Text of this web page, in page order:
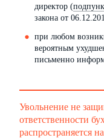
директор (
закона от
при любом
вероятным
письменно
Увольнение не
ответственности
распространяется